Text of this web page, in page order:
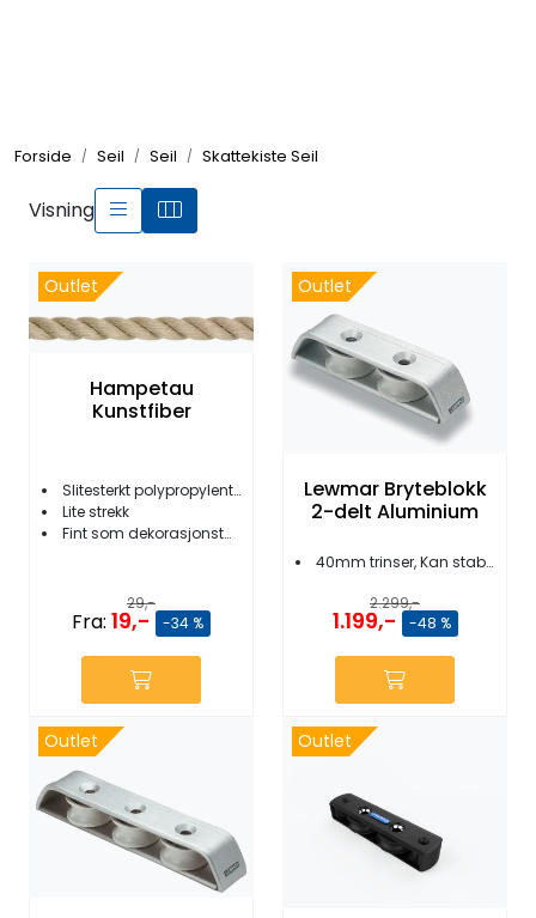
Forside Seil Seil Skattekiste Seil
Visning
Outlet
Hampetau
Kunstfiber
Slitesterkt polypropylentau
Lite strekk
Fint som dekorasjonstau
29,-
Fra: 19,- -34 %
Outlet
Lewmar Bryteblokk
2-delt Aluminium
40mm trinser, Kan stables
2.299,-
1.199,- -48 %
Outlet Outlet
Komfort
VVS
Fortøyning
Fritid/Sikkerhet
Båtpleie/Opplag
Seil
Outlet